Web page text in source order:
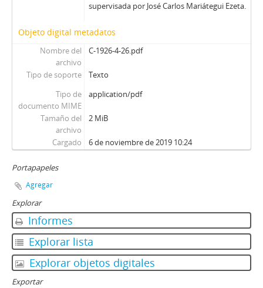
supervisada por José Carlos Mariátegui Ezeta.
Objeto digital metadatos
Nombre del
archivo
C-1926-4-26.pdf
Tipo de soporte
Texto
Tipo de
documento MIME
application/pdf
Tamaño del
archivo
2 MiB
Cargado 6 de noviembre de 2019 10:24
Portapapeles
Agregar
Explorar
Informes
Explorar lista
Explorar objetos digitales
Exportar